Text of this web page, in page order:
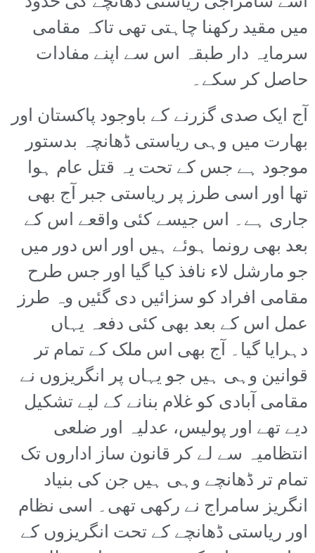
میں مقید رکھنا چاہتی تھی تاکہ مقامی
سرمایہ دار طبقہ اس سے اپنے مفادات
حاصل کر سکے۔
آج ایک صدی گزرنے کے باوجود پاکستان اور
بھارت میں وہی ریاستی ڈھانچہ بدستور
موجود ہے جس کے تحت یہ قتل عام ہوا
تھا اور اسی طرز پر ریاستی جبر آج بھی
جاری ہے۔ اس جیسے کئی واقعے اس کے
بعد بھی رونما ہوئے ہیں اور اس دور میں
جو مارشل لاء نافذ کیا گیا اور جس طرح
مقامی افراد کو سزائیں دی گئیں وہ طرز
عمل اس کے بعد بھی کئی دفعہ یہاں
دہرایا گیا۔ آج بھی اس ملک کے تمام تر
قوانین وہی ہیں جو یہاں پر انگریزوں نے
مقامی آبادی کو غلام بنانے کے لیے تشکیل
دیے تھے اور پولیس، عدلیہ اور ضلعی
انتظامیہ سے لے کر قانون ساز اداروں تک
تمام تر ڈھانچے وہی ہیں جن کی بنیاد
انگریز سامراج نے رکھی تھی۔ اسی نظام
اور ریاستی ڈھانچے کے تحت انگریزوں کے